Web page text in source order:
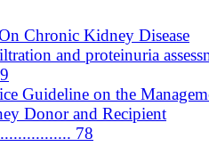
Chronic Kidney Disease
and proteinuria
Guideline on the
Donor and Recipient
78